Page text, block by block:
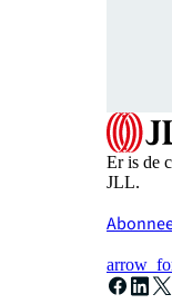
Er is de
JLL.